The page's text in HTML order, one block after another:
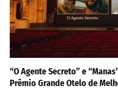
“O Agente Secreto” e
Prêmio Grande Otelo de